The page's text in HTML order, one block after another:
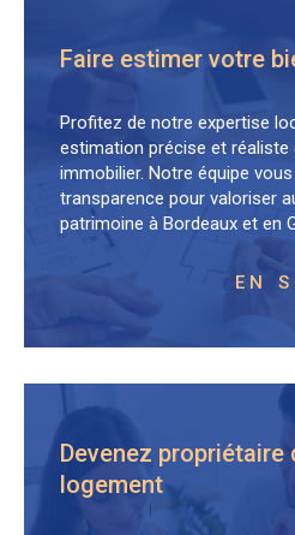
Faire estimer votre
Profitez de notre expertise
estimation précise et réaliste
immobilier. Notre équipe
transparence pour valoriser
patrimoine à Bordeaux et en
EN
Devenez propriétaire
logement